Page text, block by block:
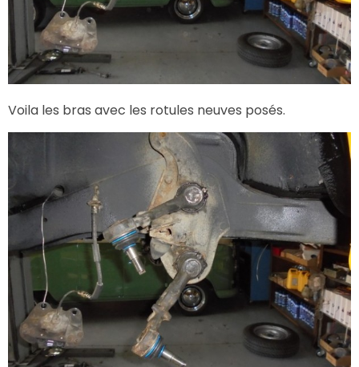
Voila les bras avec les rotules neuves posés.